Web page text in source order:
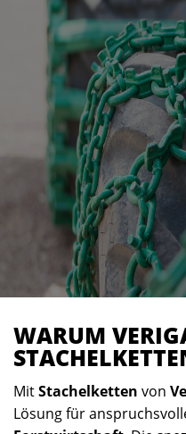
WARUM
MitStachelketten von
Lösung für